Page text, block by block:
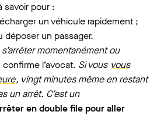
savoir pour :
un véhicule rapidement ;
déposer un passager.
s’arrêter momentanément ou
confirme l’avocat. Si vous vous
, vingt minutes même en restant
un arrêt. C’est un
en double file pour aller